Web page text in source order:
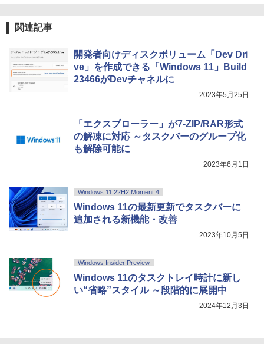
New Amazon Kindle Scribe Colorsoft |
11インチカラーディスプレイ、64GBスト
レージ、ノート機能搭載、明るさ自動調
整、色調調節ライト、プレミアムペン付
￥115,980
関連記事
開発者向けディスクボリューム「Dev Dri
ve」を作成できる「Windows 11」Build
23466がDevチャネルに
2023年5月25日
「エクスプローラー」が7-ZIP/RAR形式
の解凍に対応 ～タスクバーのグループ化
も解除可能に
2023年6月1日
Windows 11 22H2 Moment 4
Windows 11の最新更新でタスクバーに
追加される新機能・改善
2023年10月5日
Windows Insider Preview
Windows 11のタスクトレイ時計に新し
い“省略”スタイル ～段階的に展開中
2024年12月3日